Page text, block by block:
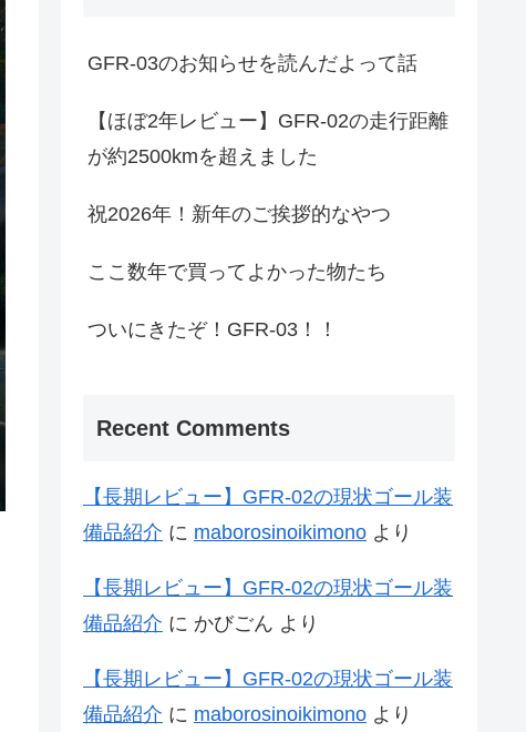
GFR-03のお知らせを読んだよって話
【ほぼ2年レビュー】GFR-02の走行距離
が約2500kmを超えました
祝2026年！新年のご挨拶的なやつ
ここ数年で買ってよかった物たち
ついにきたぞ！GFR-03！！
Recent Comments
【長期レビュー】GFR-02の現状ゴール装
備品紹介 に maborosinoikimono より
【長期レビュー】GFR-02の現状ゴール装
備品紹介 に かびごん より
【長期レビュー】GFR-02の現状ゴール装
備品紹介 に maborosinoikimono より